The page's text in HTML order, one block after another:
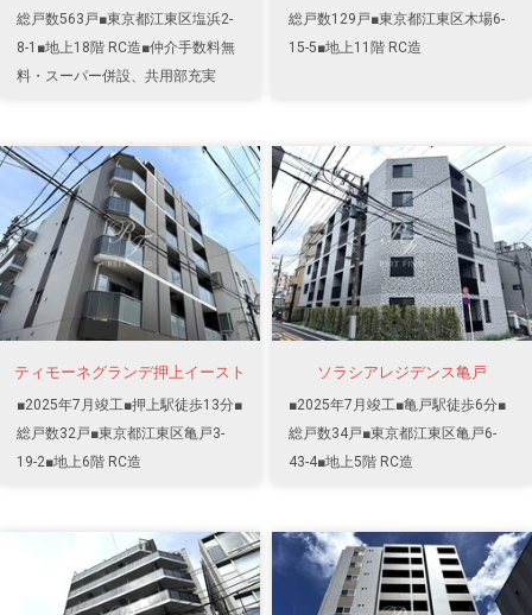
総戸数563戸■東京都江東区塩浜2-
8-1■地上18階 RC造■仲介手数料無
料・スーパー併設、共用部充実
総戸数129戸■東京都江東区木場6-
15-5■地上11階 RC造
ティモーネグランデ押上イースト
■2025年7月竣工■押上駅徒歩13分■
総戸数32戸■東京都江東区亀戸3-
19-2■地上6階 RC造
ソラシアレジデンス亀戸
■2025年7月竣工■亀戸駅徒歩6分■
総戸数34戸■東京都江東区亀戸6-
43-4■地上5階 RC造